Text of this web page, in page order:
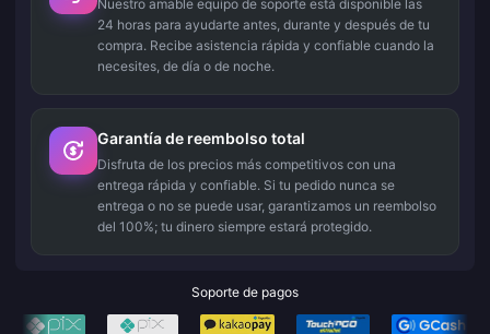
Nuestro amable equipo de soporte está disponible las
24 horas para ayudarte antes, durante y después de tu
compra. Recibe asistencia rápida y confiable cuando la
necesites, de día o de noche.
Garantía de reembolso total
Disfruta de los precios más competitivos con una
entrega rápida y confiable. Si tu pedido nunca se
entrega o no se puede usar, garantizamos un reembolso
del 100%; tu dinero siempre estará protegido.
Soporte de pagos